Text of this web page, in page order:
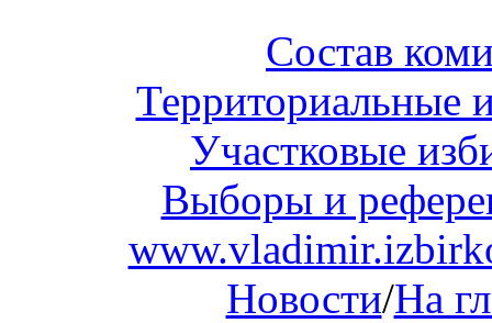
Состав
Территориальные
Участковые
Выборы и
Новости/На